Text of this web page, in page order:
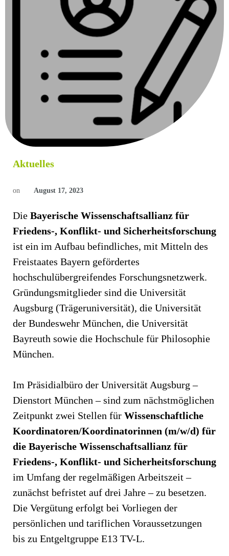
Aktuelles
on August 17, 2023
Die Bayerische Wissenschaftsallianz für
Friedens-, Konflikt- und Sicherheitsforschung
ist ein im Aufbau befindliches, mit Mitteln des
Freistaates Bayern gefördertes
hochschulübergreifendes Forschungsnetzwerk.
Gründungsmitglieder sind die Universität
Augsburg (Trägeruniversität), die Universität
der Bundeswehr München, die Universität
Bayreuth sowie die Hochschule für Philosophie
München.
Im Präsidialbüro der Universität Augsburg –
Dienstort München – sind zum nächstmöglichen
Zeitpunkt zwei Stellen für Wissenschaftliche
Koordinatoren/Koordinatorinnen (m/w/d) für
die Bayerische Wissenschaftsallianz für
Friedens-, Konflikt- und Sicherheitsforschung
im Umfang der regelmäßigen Arbeitszeit –
zunächst befristet auf drei Jahre – zu besetzen.
Die Vergütung erfolgt bei Vorliegen der
persönlichen und tariflichen Voraussetzungen
bis zu Entgeltgruppe E13 TV-L.